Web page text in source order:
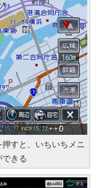
すと、いちいちメニ
きる